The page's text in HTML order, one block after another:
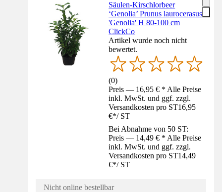
Säulen-Kirschlorbeer
‘Genolia’ Prunus laurocerasus
'Genolia' H 80-100 cm
ClickCo
Artikel wurde noch nicht
bewertet.
(0)
Preis — 16,95 € * Alle Preise
inkl. MwSt. und ggf. zzgl.
Versandkosten pro ST16,95
€*/ ST
Bei Abnahme von 50 ST:
Preis — 14,49 € * Alle Preise
inkl. MwSt. und ggf. zzgl.
Versandkosten pro ST14,49
€*/ ST
Nicht online bestellbar